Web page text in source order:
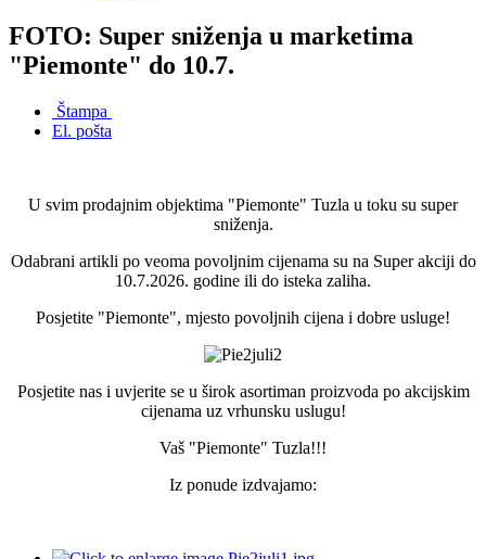
FOTO: Super sniženja u marketima
"Piemonte" do 10.7.
Štampa
El. pošta
U svim prodajnim objektima "Piemonte" Tuzla u toku su super
sniženja.
Odabrani artikli po veoma povoljnim cijenama su na Super akciji do
10.7.2026. godine ili do isteka zaliha.
Posjetite "Piemonte", mjesto povoljnih cijena i dobre usluge!
Posjetite nas i uvjerite se u širok asortiman proizvoda po akcijskim
cijenama uz vrhunsku uslugu!
Vaš "Piemonte" Tuzla!!!
Iz ponude izdvajamo: